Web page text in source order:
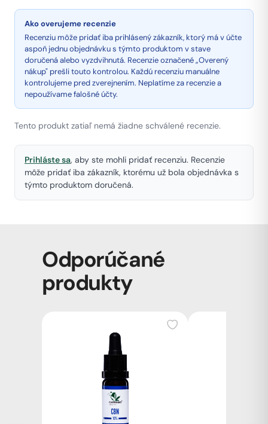
Ako overujeme recenzie
Recenziu môže pridať iba prihlásený zákazník, ktorý má v účte
aspoň jednu objednávku s týmto produktom v stave
doručená alebo vyzdvihnutá. Recenzie označené „Overený
nákup" prešli touto kontrolou. Každú recenziu manuálne
kontrolujeme pred zverejnením. Neplatíme za recenzie a
nepoužívame falošné účty.
Tento produkt zatiaľ nemá žiadne schválené recenzie.
Prihláste sa, aby ste mohli pridať recenziu. Recenzie
môže pridať iba zákazník, ktorému už bola objednávka s
týmto produktom doručená.
Odporúčané
produkty